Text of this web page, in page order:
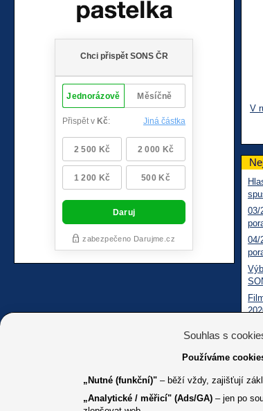
V
03/
04/
Souhlas s
Používáme
„Nutné (funkční)" – běží vždy, zajišťují
„Analytické / měřicí" (Ads/GA) – jen po